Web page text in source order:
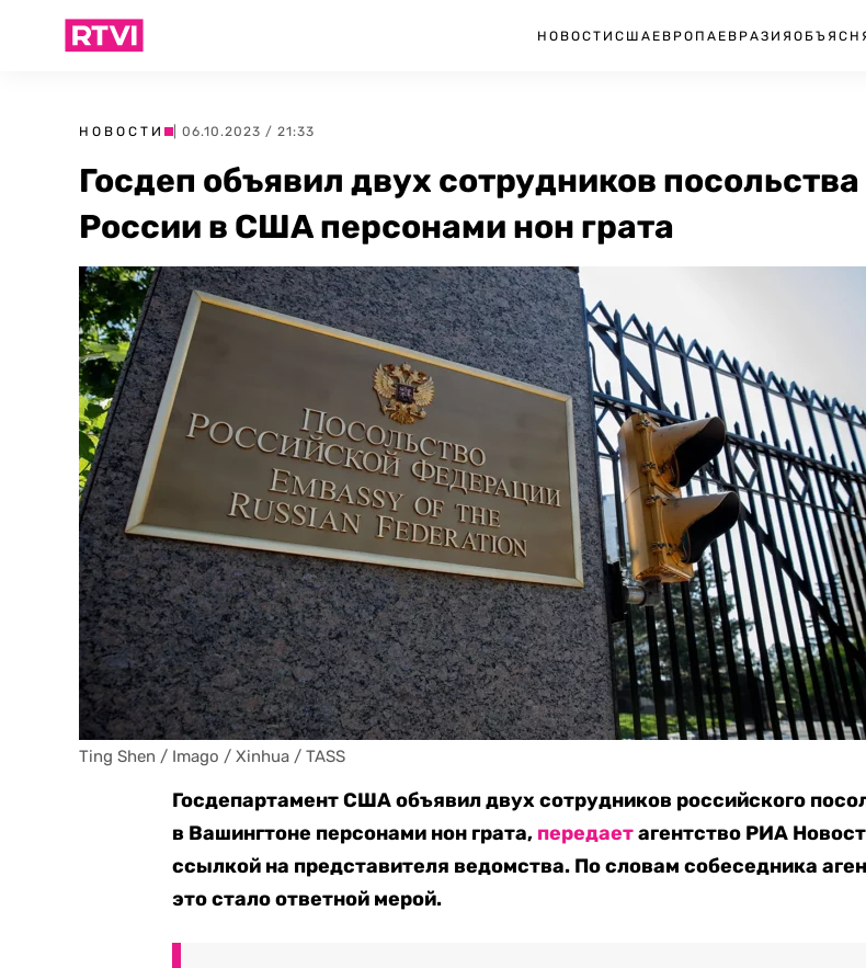
НОВОСТИ США ЕВРОПА ЕВРАЗИЯ
НОВОСТИ | 06.10.2023 / 21:33
Госдеп объявил двух сотрудников посольства
России в США персонами нон грата
Ting Shen / Imago / Xinhua / TASS
Госдепартамент США объявил двух сотрудников российского
в Вашингтоне персонами нон грата, передаетагентство РИА
ссылкой на представителя ведомства. По словам собеседника
это стало ответной мерой.